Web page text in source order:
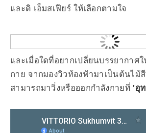
และดิ เอ็มสเฟียร์ ให้เลือกตามใจ
และเมื่อใดที่อยากเปลี่ยนบรรยากาศ
กาย จากมองวิวท้องฟ้ามาเป็นต้นไม้
สามารถมาวิ่งหรือออกกำลังกายที่ 'อุ